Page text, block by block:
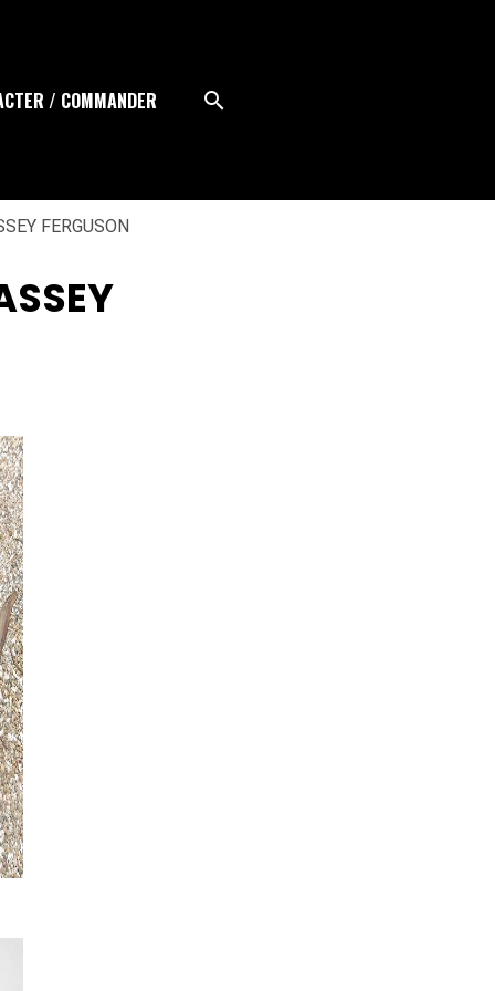
/ COMMANDER
FERGUSON